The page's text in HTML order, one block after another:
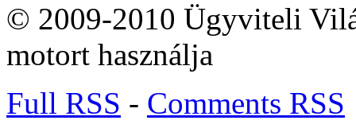
© 2009-2010 Ügyviteli
motort használja
Full RSS - Comments RSS